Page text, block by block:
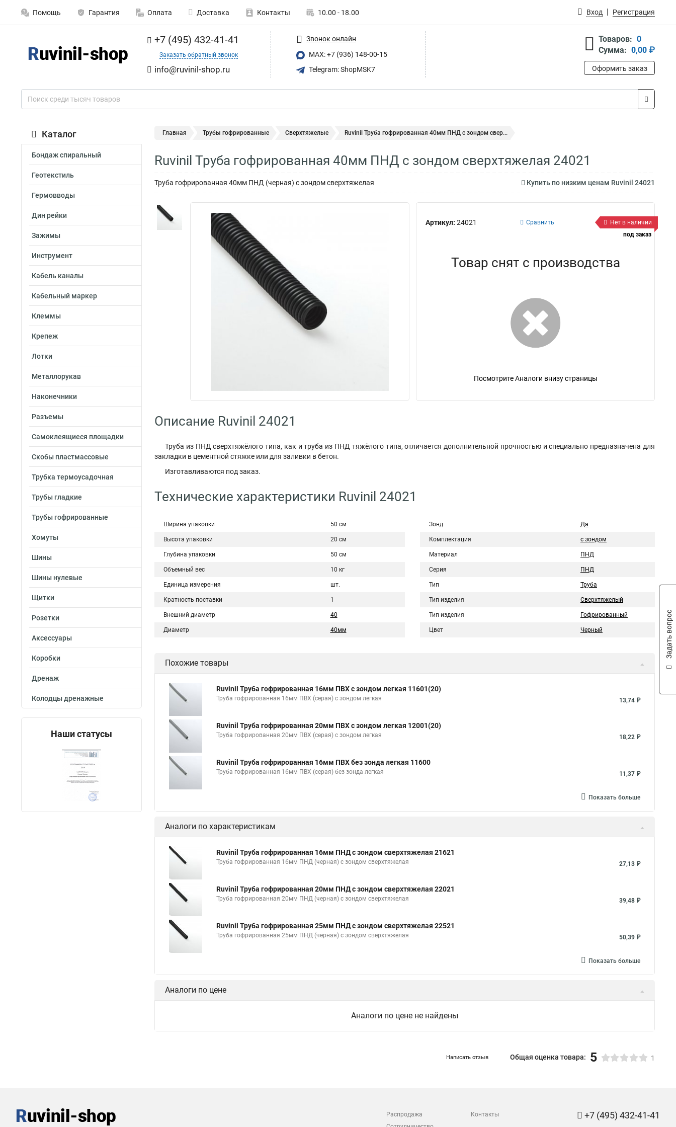
Помощь Гарантия Оплата Доставка Контакты 10.00 - 18.00 Вход Регистрация
+7 (495) 432-41-41
Заказать обратный звонок
info@ruvinil-shop.ru
Звонок онлайн
MAX: +7 (936) 148-00-15
Telegram: ShopMSK7
Товаров: 0
Сумма: 0,00 ₽
Оформить заказ
Каталог
Бондаж спиральный
Геотекстиль
Гермовводы
Дин рейки
Зажимы
Инструмент
Кабель каналы
Кабельный маркер
Клеммы
Крепеж
Лотки
Металлорукав
Наконечники
Разъемы
Самоклеящиеся площадки
Скобы пластмассовые
Трубка термоусадочная
Трубы гладкие
Трубы гофрированные
Хомуты
Шины
Шины нулевые
Щитки
Розетки
Аксессуары
Коробки
Дренаж
Колодцы дренажные
Наши статусы
Главная Трубы гофрированные Сверхтяжелые Ruvinil Труба гофрированная 40мм ПНД с зондом свер...
Ruvinil Труба гофрированная 40мм ПНД с зондом сверхтяжелая 24021
Труба гофрированная 40мм ПНД (черная) с зондом сверхтяжелая Купить по низким ценам Ruvinil 24021
Артикул: 24021 Сравнить
Нет в наличии
под заказ
Товар снят с производства
Посмотрите Аналоги внизу страницы
Описание Ruvinil 24021
Труба из ПНД сверхтяжёлого типа, как и труба из ПНД тяжёлого типа, отличается дополнительной прочностью и специально предназначена для
закладки в цементной стяжке или для заливки в бетон.
Изготавливаются под заказ.
Технические характеристики Ruvinil 24021
Ширина упаковки 50 см
Высота упаковки 20 см
Глубина упаковки 50 см
Объемный вес 10 кг
Единица измерения шт.
Кратность поставки 1
Внешний диаметр 40
Диаметр 40мм
Зонд Да
Комплектация с зондом
Материал ПНД
Серия ПНД
Тип Труба
Тип изделия Сверхтяжелый
Тип изделия Гофрированный
Цвет Черный
Похожие товары
Ruvinil Труба гофрированная 16мм ПВХ с зондом легкая 11601(20)
Труба гофрированная 16мм ПВХ (серая) с зондом легкая 13,74 ₽
Ruvinil Труба гофрированная 20мм ПВХ с зондом легкая 12001(20)
Труба гофрированная 20мм ПВХ (серая) с зондом легкая 18,22 ₽
Ruvinil Труба гофрированная 16мм ПВХ без зонда легкая 11600
Труба гофрированная 16мм ПВХ (серая) без зонда легкая 11,37 ₽
Показать больше
Аналоги по характеристикам
Ruvinil Труба гофрированная 16мм ПНД с зондом сверхтяжелая 21621
Труба гофрированная 16мм ПНД (черная) с зондом сверхтяжелая 27,13 ₽
Ruvinil Труба гофрированная 20мм ПНД с зондом сверхтяжелая 22021
Труба гофрированная 20мм ПНД (черная) с зондом сверхтяжелая 39,48 ₽
Ruvinil Труба гофрированная 25мм ПНД с зондом сверхтяжелая 22521
Труба гофрированная 25мм ПНД (черная) с зондом сверхтяжелая 50,39 ₽
Показать больше
Аналоги по цене
Аналоги по цене не найдены
Написать отзыв Общая оценка товара: 5 1
Распродажа
Контакты
+7 (495) 432-41-41
Задать вопрос